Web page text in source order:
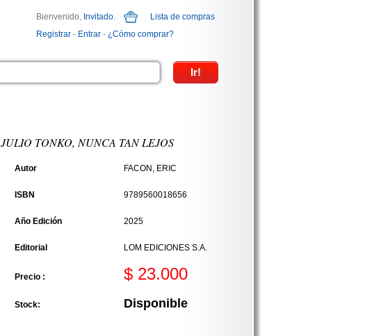
Bienvenido, Invitado.
Lista de compras
Registrar - Entrar - ¿Cómo comprar?
JULIO TONKO, NUNCA TAN LEJOS
Autor FACON, ERIC
ISBN 9789560018656
Año Edición 2025
Editorial LOM EDICIONES S.A.
Precio : $ 23.000
Stock: Disponible